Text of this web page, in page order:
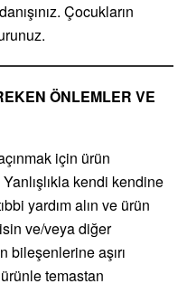
Çocukların
ÖNLEMLER VE
için ürün
Yanlışlıkla kendi kendine
yardım alın ve ürün
ve/veya diğer
bileşenlerine aşırı
temastan